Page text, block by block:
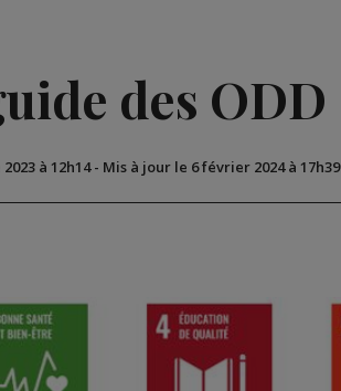
des ODD
à 12h14- Mis à jour le 6 février 2024 à 17h39